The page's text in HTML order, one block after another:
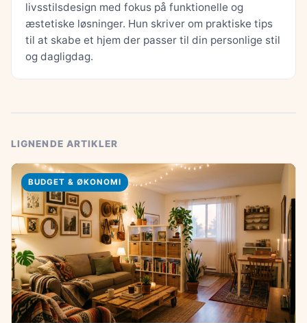
livsstilsdesign med fokus på funktionelle og
æstetiske løsninger. Hun skriver om praktiske tips
til at skabe et hjem der passer til din personlige stil
og dagligdag.
LIGNENDE ARTIKLER
BUDGET & ØKONOMI